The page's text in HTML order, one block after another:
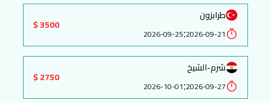
طرابزون
2026-09-21
:
2026-09-25
3500 $
شرم-الشيخ
2026-09-27
:
2026-10-01
2750 $